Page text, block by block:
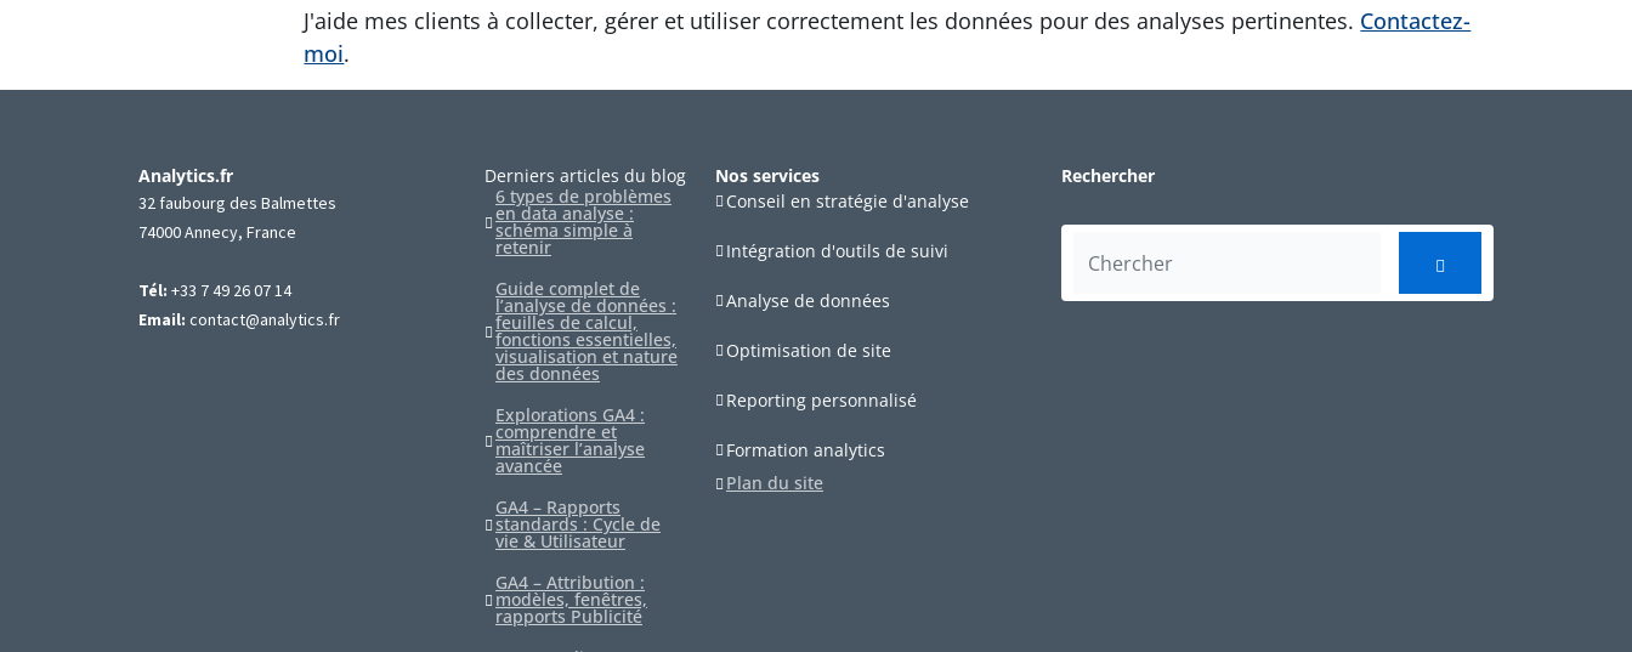
entreprise ?
J'aide mes clients à collecter, gérer et utiliser correctement les données pour des analyses pertinentes. Contactez-
moi.
Analytics.fr
32 faubourg des Balmettes
74000 Annecy, France
Tél: +33 7 49 26 07 14
Email: contact@analytics.fr
Derniers articles du blog
6 types de problèmes
en data analyse :
schéma simple à
retenir
Guide complet de
l’analyse de données :
feuilles de calcul,
fonctions essentielles,
visualisation et nature
des données
Explorations GA4 :
comprendre et
maîtriser l’analyse
avancée
GA4 – Rapports
standards : Cycle de
vie & Utilisateur
GA4 – Attribution :
modèles, fenêtres,
rapports Publicité
Nos services
Conseil en stratégie d'analyse
Intégration d'outils de suivi
Analyse de données
Optimisation de site
Reporting personnalisé
Formation analytics
Plan du site
Rechercher